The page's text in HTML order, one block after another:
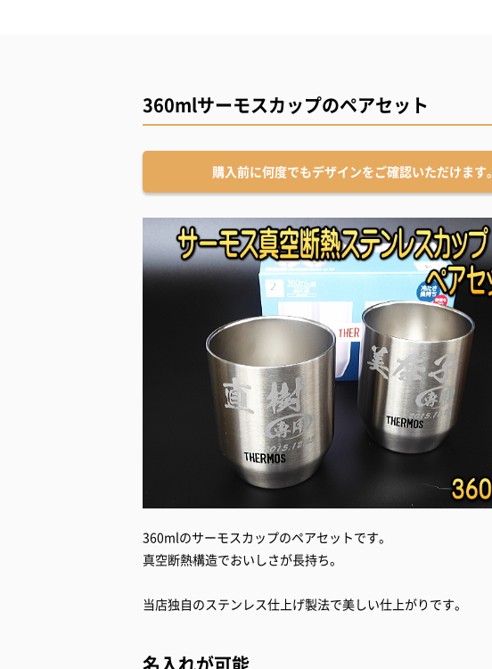
360mlサーモスカップのペアセット
購入前に何度でもデザインをご確認いただけます。
360mlのサーモスカップのペアセットです。
真空断熱構造でおいしさが長持ち。
当店独自のステンレス仕上げ製法で美しい仕上がりです。